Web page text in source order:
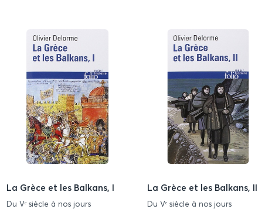
La Grèce et les Balkans, I
Du Vᵉ siècle à nos jours
La Grèce et les Balkans, II
Du Vᵉ siècle à nos jours